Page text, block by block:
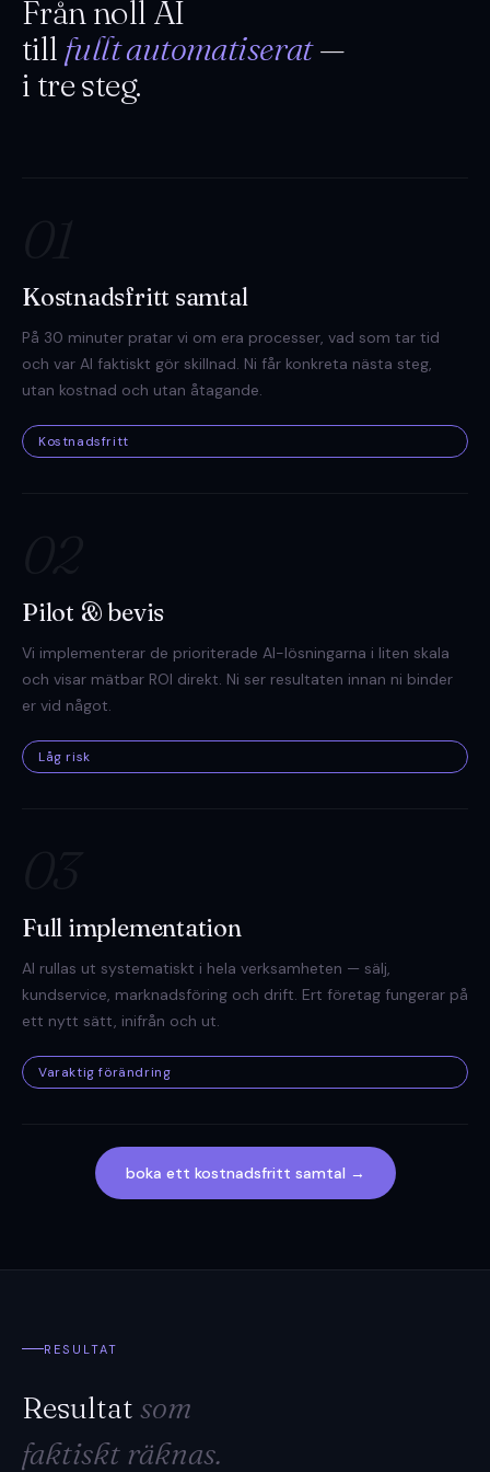
Från noll AI
till fullt automatiserat—
i tre steg.
Kostnadsfritt samtal
På 30 minuter pratar vi om era processer, vad som tar tid
och var AI faktiskt gör skillnad. Ni får konkreta nästa steg,
utan kostnad och utan åtagande.
Kostnadsfritt
Pilot & bevis
Vi implementerar de prioriterade AI-lösningarna i liten skala
och visar mätbar ROI direkt. Ni ser resultaten innan ni binder
er vid något.
Låg risk
Full implementation
AI rullas ut systematiskt i hela verksamheten — sälj,
kundservice, marknadsföring och drift. Ert företag fungerar på
ett nytt sätt, inifrån och ut.
Varaktig förändring
boka ett kostnadsfritt samtal →
RESULTAT
Resultat som
faktiskt räknas.